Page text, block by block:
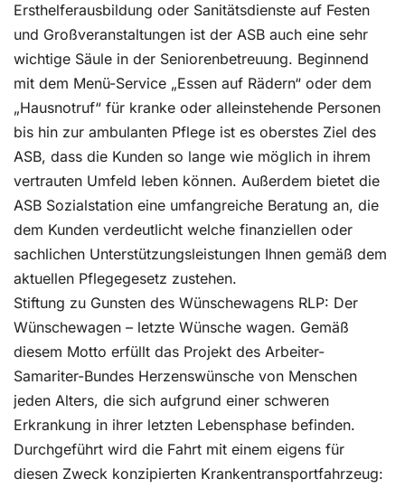
Ersthelferausbildung oder Sanitätsdienste auf Festen
und Großveranstaltungen ist der ASB auch eine sehr
wichtige Säule in der Seniorenbetreuung. Beginnend
mit dem Menü-Service „Essen auf Rädern“ oder dem
„Hausnotruf“ für kranke oder alleinstehende Personen
bis hin zur ambulanten Pflege ist es oberstes Ziel des
ASB, dass die Kunden so lange wie möglich in ihrem
vertrauten Umfeld leben können. Außerdem bietet die
ASB Sozialstation eine umfangreiche Beratung an, die
dem Kunden verdeutlicht welche finanziellen oder
sachlichen Unterstützungsleistungen Ihnen gemäß dem
aktuellen Pflegegesetz zustehen.
Stiftung zu Gunsten des Wünschewagens RLP: Der
Wünschewagen – letzte Wünsche wagen. Gemäß
diesem Motto erfüllt das Projekt des Arbeiter-
Samariter-Bundes Herzenswünsche von Menschen
jeden Alters, die sich aufgrund einer schweren
Erkrankung in ihrer letzten Lebensphase befinden.
Durchgeführt wird die Fahrt mit einem eigens für
diesen Zweck konzipierten Krankentransportfahrzeug: